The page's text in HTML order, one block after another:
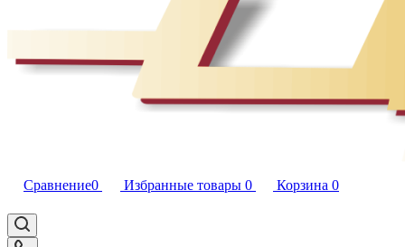
Сравнение0 Избранные товары 0 Корзина 0